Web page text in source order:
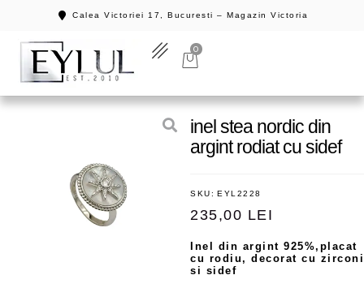
Calea Victoriei 17, Bucuresti – Magazin Victoria
0
inel stea nordic din
argint rodiat cu sidef
SKU: EYL2228
235,00 LEI
Inel din argint 925%,placat
cu rodiu, decorat cu
si sidef